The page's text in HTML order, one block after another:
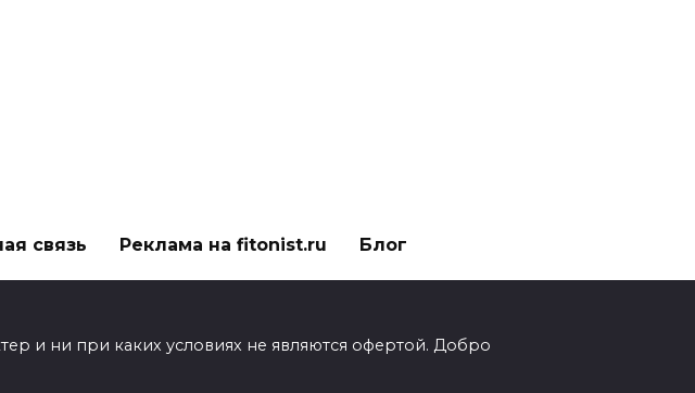
связь Реклама на fitonist.ru Блог
и ни при каких условиях не являются офертой. Добро